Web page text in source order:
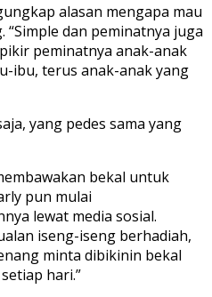
alasan mengapa mau
dan peminatnya juga
peminatnya anak-anak
ibu, terus anak-anak yang
yang pedes sama yang
bekal untuk
pun mulai
lewat media sosial.
iseng-iseng berhadiah,
minta dibikinin bekal
hari.”